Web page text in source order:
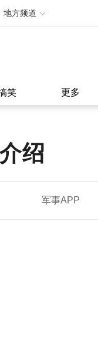
地方频道
笑 更多
绍
军事APP